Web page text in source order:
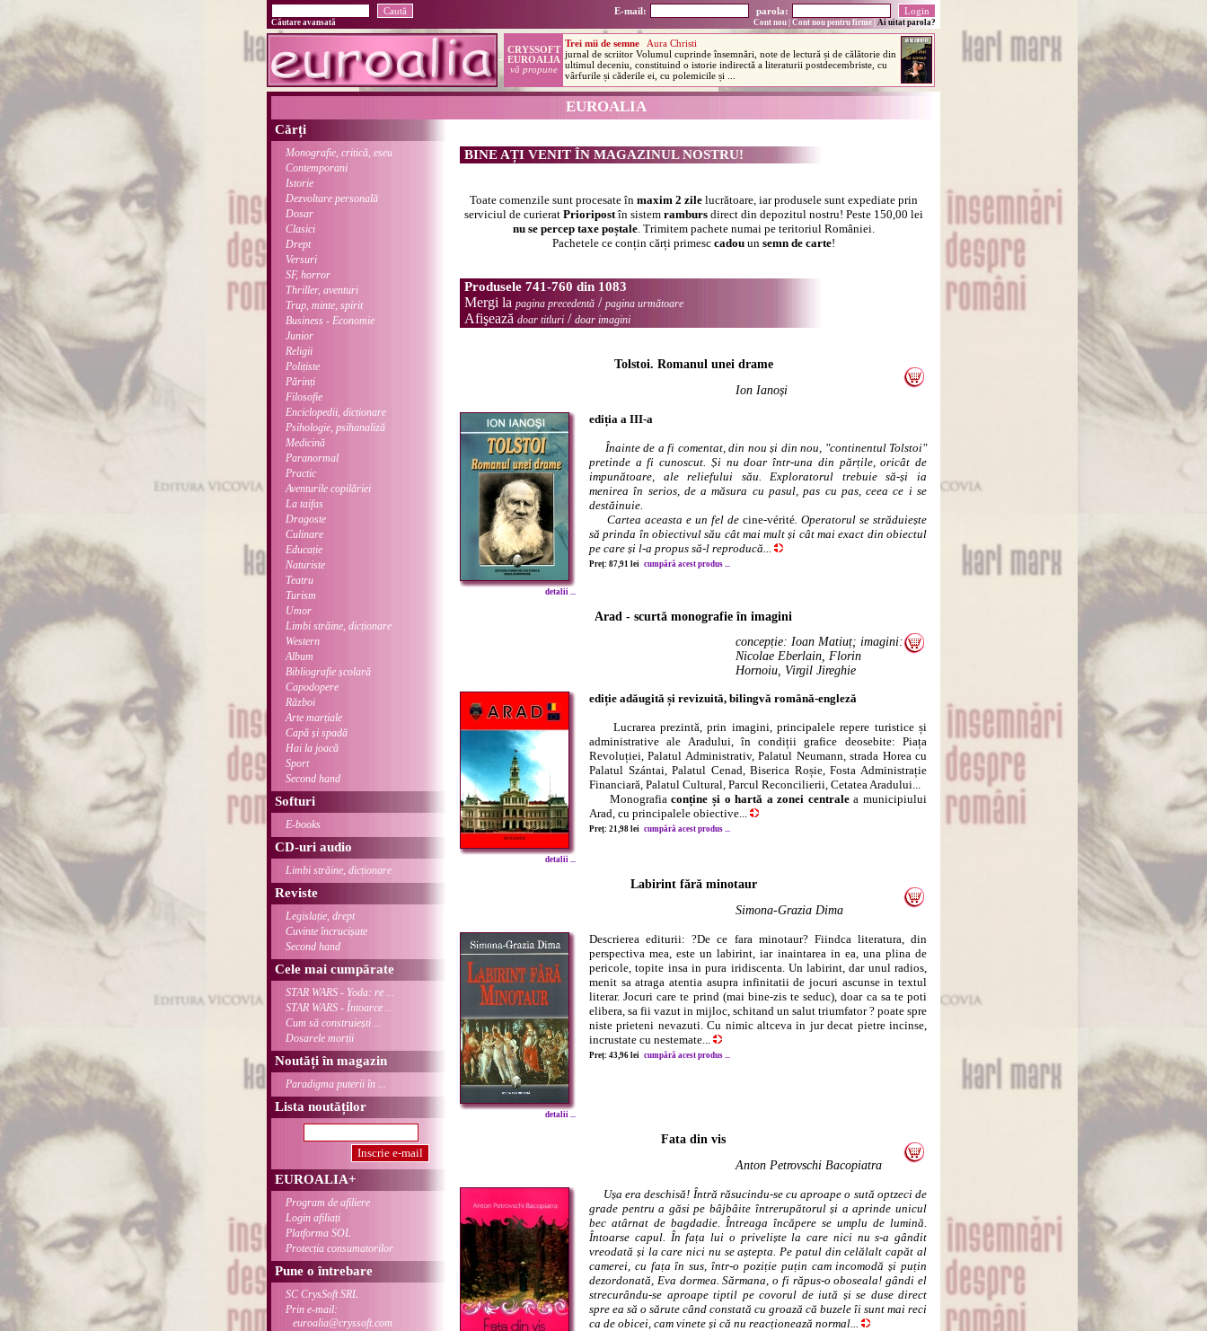
E-mail: parola:
Căutare avansată Cont nou Cont nou pentru firme Ai uitat parola?
EUROALIA
Cărți
Monografie, critică, eseu
Contemporani
Istorie
Dezvoltare personală
Dosar
Clasici
Drept
Versuri
SF, horror
Thriller, aventuri
Trup, minte, spirit
Business - Economie
Junior
Religii
Polițiste
Părinți
Filosofie
Enciclopedii, dicționare
Psihologie, psihanaliză
Medicină
Paranormal
Practic
Aventurile copilăriei
La taifas
Dragoste
Culinare
Educație
Naturiste
Teatru
Turism
Umor
Limbi străine, dicționare
Western
Album
Bibliografie școlară
Capodopere
Război
Arte marțiale
Capă și spadă
Hai la joacă
Sport
Second hand
Softuri
E-books
CD-uri audio
Limbi străine, dicționare
Reviste
Legislație, drept
Cuvinte încrucișate
Second hand
Cele mai cumpărate
STAR WARS - Yoda: re ...
STAR WARS - Întoarce ...
Cum să construiești ...
Dosarele morții
Noutăți în magazin
Paradigma puterii în ...
Lista noutăților
EUROALIA+
Program de afiliere
Login afiliați
Platforma SOL
Protecția consumatorilor
Pune o întrebare
SC CrysSoft SRL
Prin e-mail:
euroalia@cryssoft.com
BINE AȚI VENIT ÎN MAGAZINUL NOSTRU!
Toate comenzile sunt procesate în maxim 2 zilelucrătoare, iar produsele sunt expediate prin
serviciul de curierat Prioripostîn sistem rambursdirect din depozitul nostru! Peste 150,00 lei
nu se percep taxe poștale. Trimitem pachete numai pe teritoriul României.
Pachetele ce conțin cărți primesc cadouun semn de carte!
Produsele 741-760 din 1083
Mergi la pagina precedentă / pagina următoare
Afişează doar titluri / doar imagini
Tolstoi. Romanul unei drame
Ion Ianoși
detalii ...
ediția a III-a
Înainte de a fi comentat, din nou și din nou, "continentul Tolstoi"
pretinde a fi cunoscut. Și nu doar într-una din părțile, oricât de
impunătoare, ale reliefului său. Exploratorul trebuie să-și ia
menirea în serios, de a măsura cu pasul, pas cu pas, ceea ce i se
destăinuie.
Cartea aceasta e un fel de cine-vérité. Operatorul se străduiește
să prinda în obiectivul său cât mai mult și cât mai exact din obiectul
pe care și l-a propus să-l reproducă...
Preț: 87,91 lei cumpără acest produs ...
Arad - scurtă monografie în imagini
concepție: Ioan Matiuț; imagini:
Nicolae Eberlain, Florin
Hornoiu, Virgil Jireghie
detalii ...
ediție adăugită și revizuită, bilingvă română-engleză
Lucrarea prezintă, prin imagini, principalele repere turistice și
administrative ale Aradului, în condiții grafice deosebite: Piața
Revoluției, Palatul Administrativ, Palatul Neumann, strada Horea cu
Palatul Szántai, Palatul Cenad, Biserica Roșie, Fosta Administrație
Financiară, Palatul Cultural, Parcul Reconcilierii, Cetatea Aradului...
Monografiaconține și o hartă a zonei centralea municipiului
Arad, cu principalele obiective...
Preț: 21,98 lei cumpără acest produs ...
Labirint fără minotaur
Simona-Grazia Dima
detalii ...
Descrierea editurii: ?De ce fara minotaur? Fiindca literatura, din
perspectiva mea, este un labirint, iar inaintarea in ea, una plina de
pericole, topite insa in pura iridiscenta. Un labirint, dar unul radios,
menit sa atraga atentia asupra infinitatii de jocuri ascunse in textul
literar. Jocuri care te prind (mai bine-zis te seduc), doar ca sa te poti
elibera, sa fii vazut in mijloc, schitand un salut triumfator ? poate spre
niste prieteni nevazuti. Cu nimic altceva in jur decat pietre incinse,
incrustate cu nestemate...
Preț: 43,96 lei cumpără acest produs ...
Fata din vis
Anton Petrovschi Bacopiatra
Ușa era deschisă! Întră răsucindu-se cu aproape o sută optzeci de
grade pentru a găsi pe bâjbâite întrerupătorul și a aprinde unicul
bec atârnat de bagdadie. Întreaga încăpere se umplu de lumină.
Întoarse capul. În fața lui o priveliște la care nici nu s-a gândit
vreodată și la care nici nu se aștepta. Pe patul din celălalt capăt al
camerei, cu fața în sus, într-o poziție puțin cam incomodă și puțin
dezordonată, Eva dormea. Sărmana, o fi răpus-o oboseala! gândi el
strecurându-se aproape tiptil pe covorul de iută și se duse direct
spre ea să o sărute când constată cu groază că buzele îi sunt mai reci
ca de obicei, cam vinete și că nu reacționează normal...